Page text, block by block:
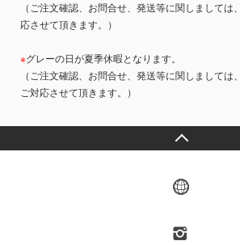
（ご注文確認、お問合せ、発送等に関しましては
応させて頂きます。）
※グレーの日が夏季休暇となります。
（ご注文確認、お問合せ、発送等に関しましては
ご対応させて頂きます。）